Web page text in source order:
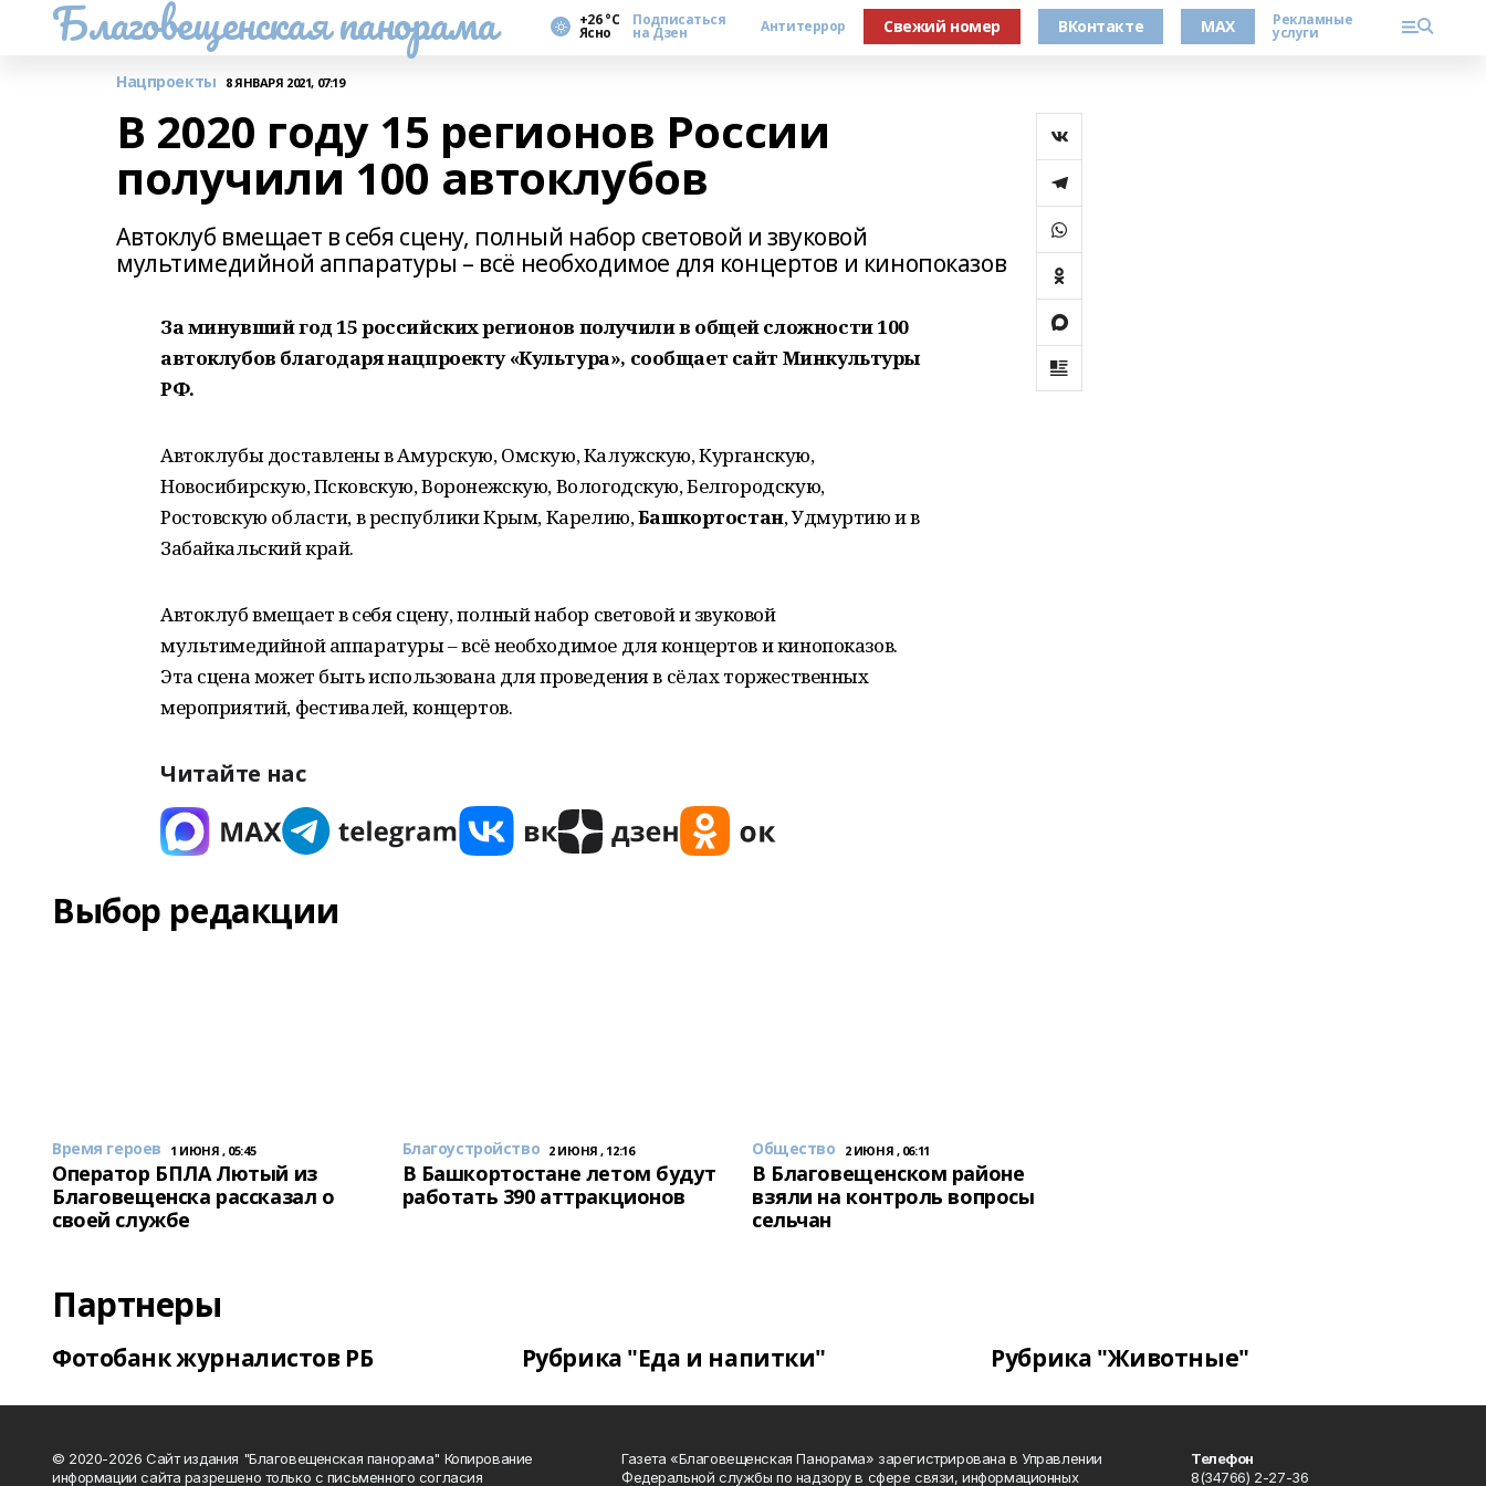
Благовещенская панорама +26 °С
Ясно
Подписаться
на Дзен Антитеррор Свежий номер ВКонтакте MAX Рекламные
услуги
Нацпроекты 8 ЯНВАРЯ 2021, 07:19
В 2020 году 15 регионов России
получили 100 автоклубов
Автоклуб вмещает в себя сцену, полный набор световой и звуковой
мультимедийной аппаратуры – всё необходимое для концертов и кинопоказов
За минувший год 15 российских регионов получили в общей сложности 100
автоклубов благодаря нацпроекту «Культура», сообщает сайт Минкультуры
РФ.
Автоклубы доставлены в Амурскую, Омскую, Калужскую, Курганскую,
Новосибирскую, Псковскую, Воронежскую, Вологодскую, Белгородскую,
Ростовскую области, в республики Крым, Карелию,Башкортостан, Удмуртию и в
Забайкальский край.
Автоклуб вмещает в себя сцену, полный набор световой и звуковой
мультимедийной аппаратуры – всё необходимое для концертов и кинопоказов.
Эта сцена может быть использована для проведения в сёлах торжественных
мероприятий, фестивалей, концертов.
Читайте нас
Выбор редакции
Время героев 1 ИЮНЯ , 05:45
Оператор БПЛА Лютый из
Благовещенска рассказал о
своей службе
Благоустройство 2 ИЮНЯ , 12:16
В Башкортостане летом будут
работать 390 аттракционов
Общество 2 ИЮНЯ , 06:11
В Благовещенском районе
взяли на контроль вопросы
сельчан
Партнеры
Фотобанк журналистов РБ Рубрика "Еда и напитки" Рубрика "Животные"
© 2020-2026 Сайт издания "Благовещенская панорама" Копирование
информации сайта разрешено только с письменного согласия
Газета «Благовещенская Панорама» зарегистрирована в Управлении
Федеральной службы по надзору в сфере связи, информационных
Телефон
8(34766) 2-27-36